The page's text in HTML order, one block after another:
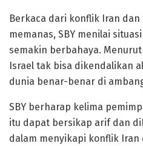
Berkaca dari konflik Iran dan
memanas, SBY menilai
semakin berbahaya.
Israel tak bisa dikendalikan
dunia benar-benar di
SBY berharap kelima
itu dapat bersikap arif dan
dalam menyikapi konflik Iran